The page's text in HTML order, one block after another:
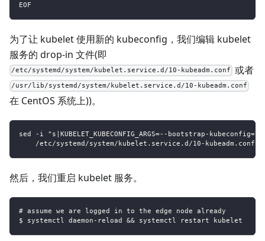
EOF
为了让 kubelet 使用新的 kubeconfig，我们编辑 kubelet
服务的 drop-in 文件(即
/etc/systemd/system/kubelet.service.d/10-kubeadm.conf 或者
/usr/lib/systemd/system/kubelet.service.d/10-kubeadm.conf
在 CentOS 系统上))。
sed -i "s|KUBELET_KUBECONFIG_ARGS=--bootstrap-
    /etc/systemd/system/kubelet.service.d/10-kubeadm.conf
然后，我们重启 kubelet 服务。
# assume we are logged in to the edge node already
$ systemctl daemon-reload && systemctl restart kubelet